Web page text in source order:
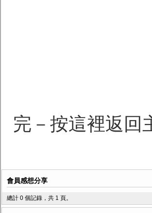
完－按這裡返回
會員感想分享
總計 0 個記錄，共 1 頁。